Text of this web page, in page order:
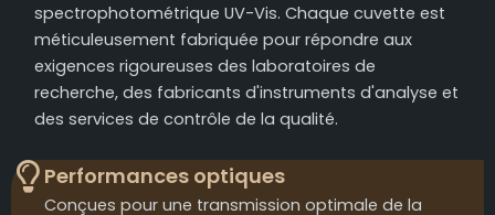
spectrophotométrique UV-Vis. Chaque cuvette est
méticuleusement fabriquée pour répondre aux
exigences rigoureuses des laboratoires de
recherche, des fabricants d'instruments d'analyse et
des services de contrôle de la qualité.
Performances optiques
Conçues pour une transmission optimale de la